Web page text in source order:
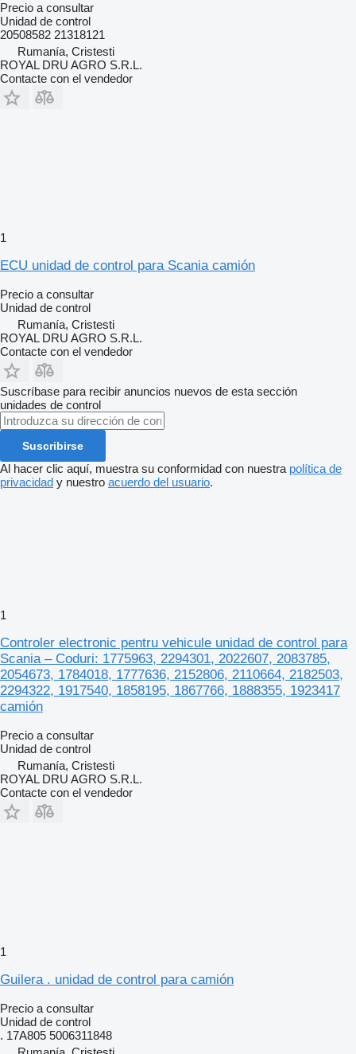
Precio a consultar
Unidad de control
20508582 21318121
Rumanía, Cristesti
ROYAL DRU AGRO S.R.L.
Contacte con el vendedor
1
ECU unidad de control para Scania camión
Precio a consultar
Unidad de control
Rumanía, Cristesti
ROYAL DRU AGRO S.R.L.
Contacte con el vendedor
Suscríbase para recibir anuncios nuevos de esta sección
unidades de control
Suscribirse
Al hacer clic aquí, muestra su conformidad con nuestra política de
privacidad y nuestro acuerdo del usuario.
1
Controler electronic pentru vehicule unidad de control para
Scania – Coduri: 1775963, 2294301, 2022607, 2083785,
2054673, 1784018, 1777636, 2152806, 2110664, 2182503,
2294322, 1917540, 1858195, 1867766, 1888355, 1923417
camión
Precio a consultar
Unidad de control
Rumanía, Cristesti
ROYAL DRU AGRO S.R.L.
Contacte con el vendedor
1
Guilera . unidad de control para camión
Precio a consultar
Unidad de control
. 17A805 5006311848